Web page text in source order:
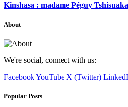
Kinshasa : madame Péguy
About
We're social, connect with us:
FacebookYouTube X (Twitter)
Popular Posts